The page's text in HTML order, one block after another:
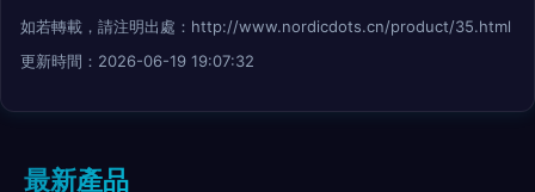
如若轉載，請注明出處：http://www.nordicdots.cn/product/35.html
更新時間：2026-06-19 19:07:32
最新產品